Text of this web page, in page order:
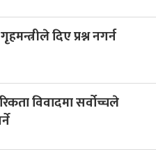
दिए प्रश्न नगर्न
विवादमा सर्वोच्चले